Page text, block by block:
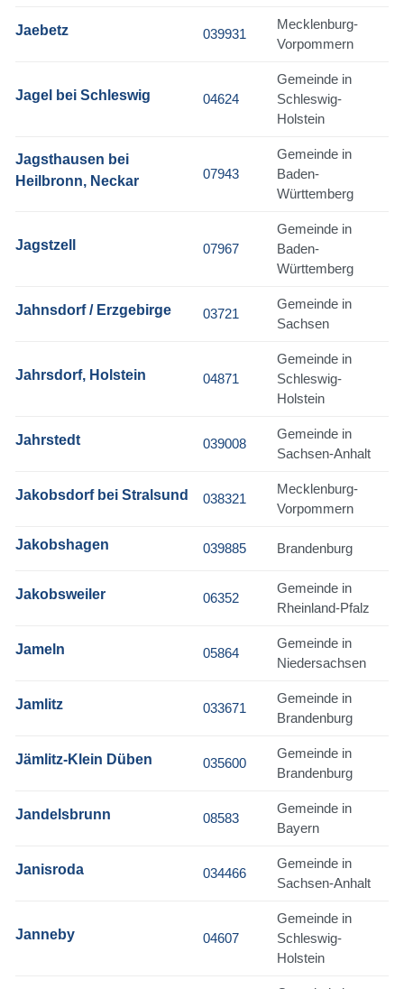
Jaebetz 039931
Mecklenburg-
Vorpommern
Jagel bei Schleswig 04624
Gemeinde in
Schleswig-
Holstein
Jagsthausen bei
Heilbronn, Neckar
07943
Gemeinde in
Baden-
Württemberg
Jagstzell 07967
Gemeinde in
Baden-
Württemberg
Jahnsdorf / Erzgebirge 03721
Gemeinde in
Sachsen
Jahrsdorf, Holstein 04871
Gemeinde in
Schleswig-
Holstein
Jahrstedt 039008
Gemeinde in
Sachsen-Anhalt
Jakobsdorf bei Stralsund 038321
Mecklenburg-
Vorpommern
Jakobshagen 039885 Brandenburg
Jakobsweiler 06352
Gemeinde in
Rheinland-Pfalz
Jameln 05864
Gemeinde in
Niedersachsen
Jamlitz 033671
Gemeinde in
Brandenburg
Jämlitz-Klein Düben 035600
Gemeinde in
Brandenburg
Jandelsbrunn 08583
Gemeinde in
Bayern
Janisroda 034466
Gemeinde in
Sachsen-Anhalt
Janneby 04607
Gemeinde in
Schleswig-
Holstein